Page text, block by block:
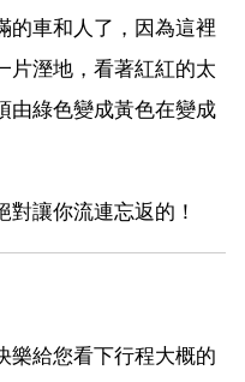
的車和人了，因為這裡
片溼地，看著紅紅的太
由綠色變成黃色在變成
讓你流連忘返的！
樂給您看下行程大概的